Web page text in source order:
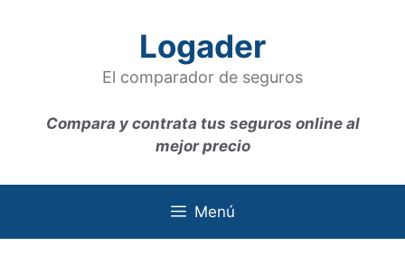
Logader
El comparador de seguros
Compara y contrata tus seguros online al
mejor precio
Menú